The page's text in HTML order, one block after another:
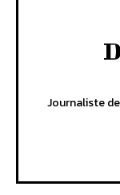
Journaliste